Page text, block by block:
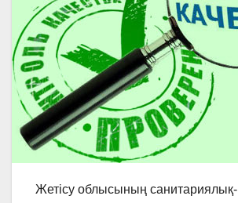
Жетісу облысының санитариялық-